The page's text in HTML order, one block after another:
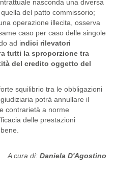
nasconda una diversa
del patto commissorio;
operazione illecita, osserva
caso per caso delle singole
ad indici rilevatori
tutti la sproporzione tra
del credito oggetto del
squilibrio tra le obbligazioni
potrà annullare il
contrarietà a norme
delle prestazioni
A cura di: Daniela D'Agostino